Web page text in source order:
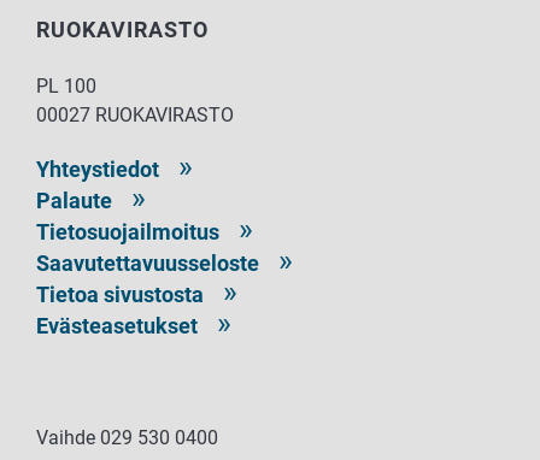
RUOKAVIRASTO
PL 100
00027 RUOKAVIRASTO
Yhteystiedot
Palaute
Tietosuojailmoitus
Saavutettavuusseloste
Tietoa sivustosta
Evästeasetukset
Vaihde 029 530 0400